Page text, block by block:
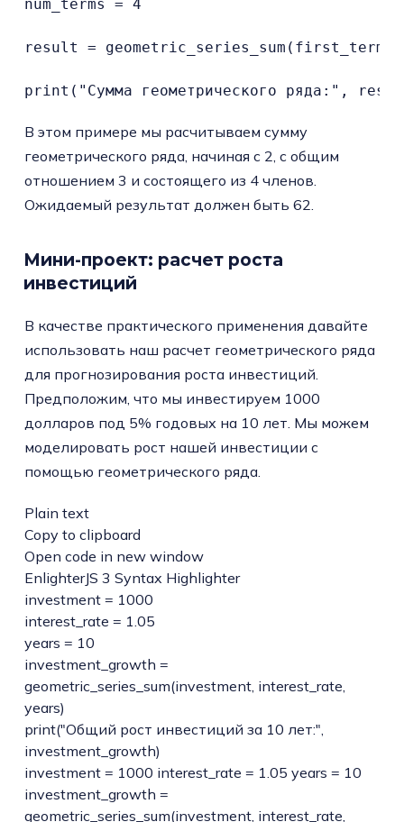
num_terms = 4
result = geometric_series_sum(first_term,
print("Сумма геометрического ряда:",
В этом примере мы расчитываем сумму
геометрического ряда, начиная с 2, с общим
отношением 3 и состоящего из 4 членов.
Ожидаемый результат должен быть 62.
Мини-проект: расчет роста
инвестиций
В качестве практического применения давайте
использовать наш расчет геометрического ряда
для прогнозирования роста инвестиций.
Предположим, что мы инвестируем 1000
долларов под 5% годовых на 10 лет. Мы можем
моделировать рост нашей инвестиции с
помощью геометрического ряда.
Plain text
Copy to clipboard
Open code in new window
EnlighterJS 3 Syntax Highlighter
investment = 1000
interest_rate = 1.05
years = 10
investment_growth =
geometric_series_sum(investment, interest_rate,
years)
print("Общий рост инвестиций за 10 лет:"
investment_growth)
investment = 1000 interest_rate = 1.05 years = 10
investment_growth =
geometric_series_sum(investment, interest_rate,